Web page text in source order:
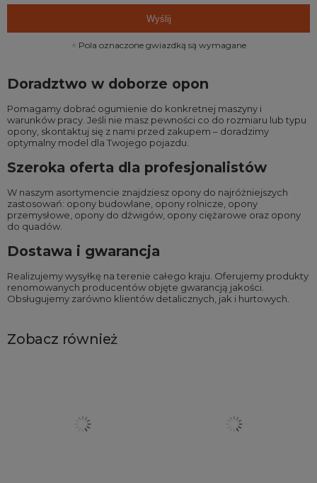
Wyślij
Pola oznaczone gwiazdką są wymagane
Doradztwo w doborze opon
Pomagamy dobrać ogumienie do konkretnej maszyny i
warunków pracy. Jeśli nie masz pewności co do rozmiaru lub typu
opony, skontaktuj się z nami przed zakupem – doradzimy
optymalny model dla Twojego pojazdu.
Szeroka oferta dla profesjonalistów
W naszym asortymencie znajdziesz opony do najróżniejszych
zastosowań: opony budowlane opony rolnicze opony
przemysłowe opony do dźwigów opony ciężarowe oraz opony
do quadów
Dostawa i gwarancja
Realizujemy wysyłkę na terenie całego kraju. Oferujemy produkty
renomowanych producentów objęte gwarancją jakości.
Obsługujemy zarówno klientów detalicznych, jak i hurtowych.
Zobacz również